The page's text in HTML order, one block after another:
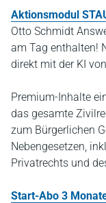
Aktionsmodul
Otto Schmidt
am Tag enthalten!
direkt mit der KI
Premium-Inhalte
das gesamte
zum Bürgerlichen
Nebengesetzen,
Privatrechts und
Start-Abo 3